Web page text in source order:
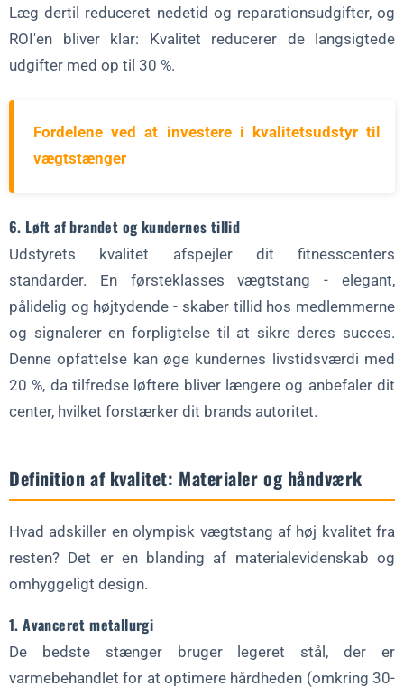
Læg dertil reduceret nedetid og reparationsudgifter, og
ROI'en bliver klar: Kvalitet reducerer de langsigtede
udgifter med op til 30 %.
Fordelene ved at investere i kvalitetsudstyr til
vægtstænger
6. Løft af brandet og kundernes tillid
Udstyrets kvalitet afspejler dit fitnesscenters
standarder. En førsteklasses vægtstang - elegant,
pålidelig og højtydende - skaber tillid hos medlemmerne
og signalerer en forpligtelse til at sikre deres succes.
Denne opfattelse kan øge kundernes livstidsværdi med
20 %, da tilfredse løftere bliver længere og anbefaler dit
center, hvilket forstærker dit brands autoritet.
Definition af kvalitet: Materialer og håndværk
Hvad adskiller en olympisk vægtstang af høj kvalitet fra
resten? Det er en blanding af materialevidenskab og
omhyggeligt design.
1. Avanceret metallurgi
De bedste stænger bruger legeret stål, der er
varmebehandlet for at optimere hårdheden (omkring 30-